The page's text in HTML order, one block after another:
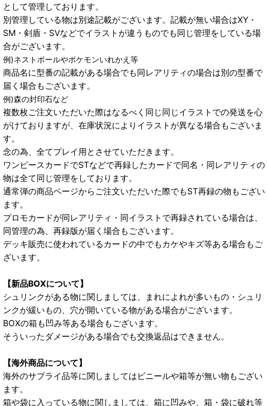
として管理しております。
別管理している物は別途記載がございます。記載が無い場合はXY・
SM・剣盾・SVなどでイラストが違うものでも同じ管理をしている場
合がございます。
例)ネストボールやポケモンいれかえ等
商品名に型番の記載がある場合でも同レアリティの場合は別の型番で
届く場合もございます。
例)森の封印石など
複数枚ご注文いただいた際はなるべく同じ同じイラストでの発送を心
がけておりますが、在庫状況によりイラストが異なる場合もございま
す。
念の為、全てプレイ用とさせていただきます。
ワンピースカードでSTなどで再録したカードで同名・同レアリティの
物は全て同じ管理をしております。
通常弾の商品ページからご注文いただいた際でもST再録の物もござい
ます。
プロモカードが同レアリティ・同イラストで再録されている場合は、
同管理の為、再録版が届く場合もございます。
デッキ販売に使われているカードの中でもカケやキズ等ある場合もご
ざいます。
【新品BOXについて】
シュリンクがある物に関しましては、まれによれが多いもの・シュリ
ンクが緩いもの、穴が開いている物がある場合がございます。
BOXの箱も凹み等ある場合もございます。
そういったダメージがある場合でも交換返品はできません。
【海外商品について】
海外のサプライ品等に関しましてはビニールや箱等が無い物もござい
ます。
箱や袋に入っている物に関しましては、箱に凹みや、箱・袋に破れ等